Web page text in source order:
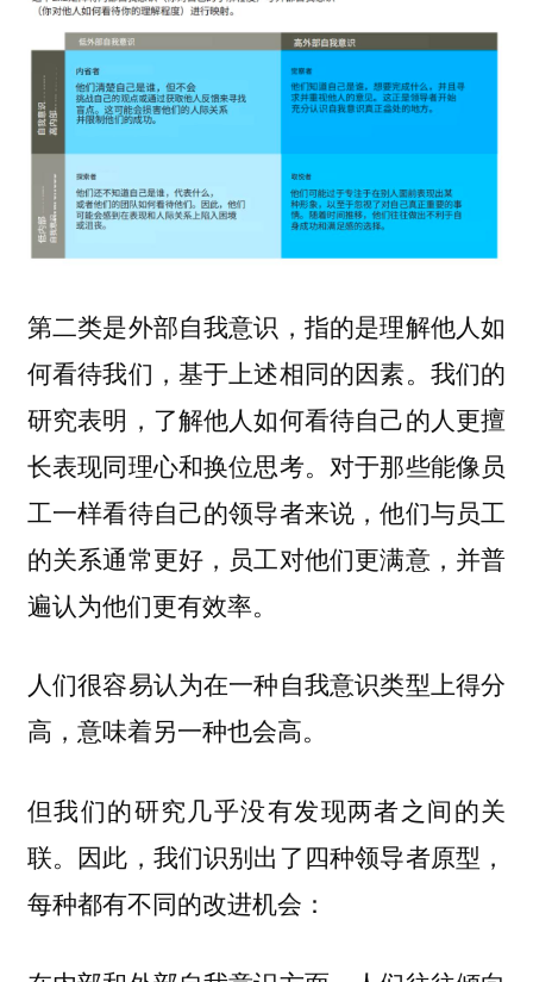
第二类是外部自我意识，指的是理解他人如
何看待我们，基于上述相同的因素。我们的
研究表明，了解他人如何看待自己的人更擅
长表现同理心和换位思考。对于那些能像员
工一样看待自己的领导者来说，他们与员工
的关系通常更好，员工对他们更满意，并普
遍认为他们更有效率。
人们很容易认为在一种自我意识类型上得分
高，意味着另一种也会高。
但我们的研究几乎没有发现两者之间的关
联。因此，我们识别出了四种领导者原型，
每种都有不同的改进机会：